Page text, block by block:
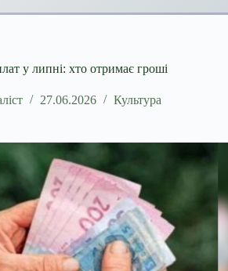
у липні: хто отримає гроші
27.06.2026 Культура